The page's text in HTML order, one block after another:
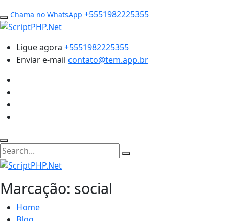
Chama no WhatsApp +5551982225355
Ligue agora +5551982225355
Enviar e-mail contato@tem.app.br
Marcação: social
Home